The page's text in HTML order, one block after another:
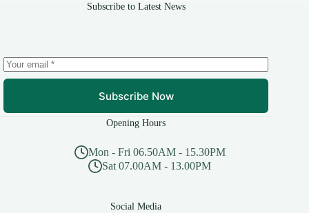
Subscribe to Latest News
Subscribe Now
Opening Hours
Mon - Fri 06.50AM - 15.30PM
Sat 07.00AM - 13.00PM
Social Media